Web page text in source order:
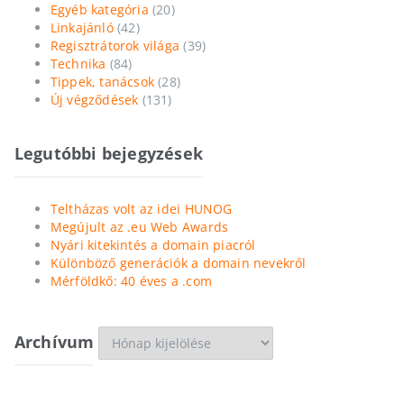
Egyéb kategória (20)
Linkajánló(42)
Regisztrátorok világa (39)
Technika (84)
Tippek, tanácsok (28)
Új végződések (131)
Legutóbbi bejegyzések
Teltházas volt az idei HUNOG
Megújult az .eu Web Awards
Nyári kitekintés a domain piacról
Különböző generációk a domain nevekről
Mérföldkő: 40 éves a .com
Archívum